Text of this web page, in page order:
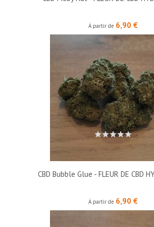
À partir de 6,90 €
CBD Bubble Glue - FLEUR DE CBD
À partir de 6,90 €